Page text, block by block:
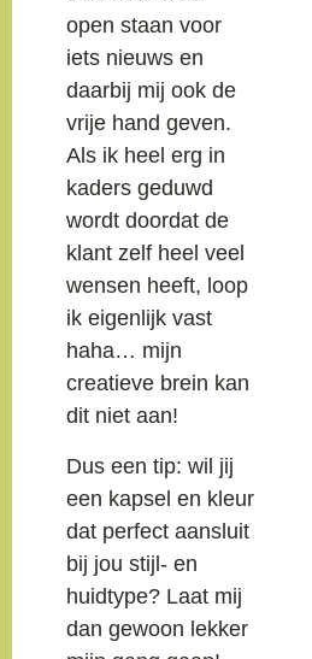
open staan voor
iets nieuws en
daarbij mij ook de
vrije hand geven.
Als ik heel erg in
kaders geduwd
wordt doordat de
klant zelf heel veel
wensen heeft, loop
ik eigenlijk vast
haha… mijn
creatieve brein kan
dit niet aan!
Dus een tip: wil jij
een kapsel en kleur
dat perfect aansluit
bij jou stijl- en
huidtype? Laat mij
dan gewoon lekker